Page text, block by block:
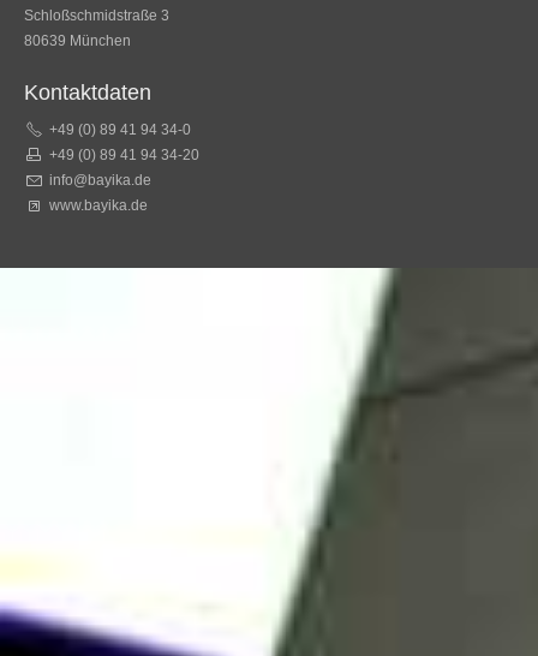
Schloßschmidstraße 3
80639 München
Kontaktdaten
+49 (0) 89 41 94 34-0
+49 (0) 89 41 94 34-20
info@bayika.de
www.bayika.de